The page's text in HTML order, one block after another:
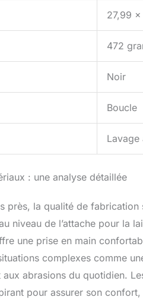
27,99
472
Noir
Boucle
Lavage
: une analyse détaillée
près, la qualité de
niveau de l’attache pour la
une prise en main
complexes comme
abrasions du quotidien.
pour assurer son